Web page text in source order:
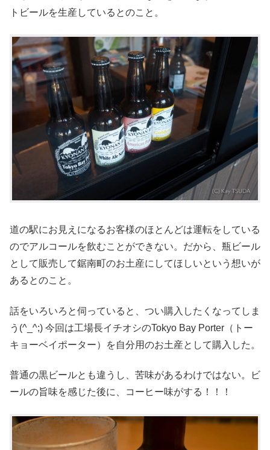
トビールを生産しているとのこと。
道の駅にお見えになるお客様のほとんどは運転をしている
のでアルコールを飲むことができない。だから、瓶ビール
として販売して鋸南町のお土産にしてほしいという想いが
あるとのこと。
話をいろいろと伺っていると、つい購入したくなってしま
う(^_^;) 今回は工場長イチオシのTokyo Bay Porter（トー
キョーベイポーター）を自分用のお土産として購入した。
普通の黒ビールとも違うし、苦味があるわけではない。ビ
ールの旨味を感じた後に、コーヒー味がする！！！